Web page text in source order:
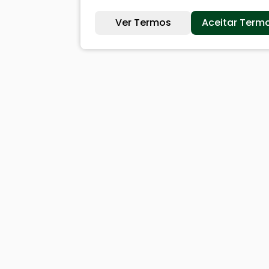
Ver Termos Aceitar